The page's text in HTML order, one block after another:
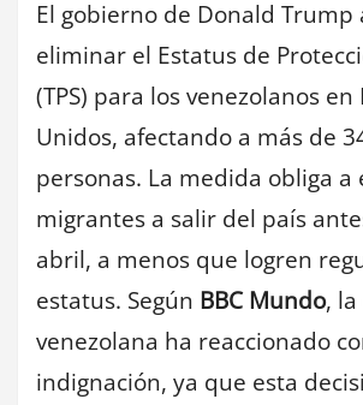
El gobierno de Donald Trump
eliminar el Estatus de
(TPS) para los venezolanos en
Unidos, afectando a más de
personas. La medida obliga a
migrantes a salir del país
abril, a menos que logren
estatus. Según BBC Mundo,
venezolana ha reaccionado
indignación, ya que esta